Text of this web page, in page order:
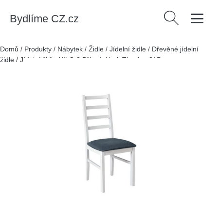
Bydlíme CZ.cz Vyhledávání
Domů / Produkty / Nábytek / Židle / Jídelní židle / Dřevěné jídelní
židle / Jídelní židle NILO 8 Přírodní buk Tkanina 21B